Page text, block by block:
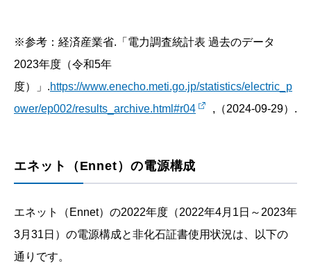
※参考：経済産業省.「電力調査統計表 過去のデータ
2023年度（令和5年
度）」.https://www.enecho.meti.go.jp/statistics/electric_p
ower/ep002/results_archive.html#r04
,（2024-09-29）.
エネット（Ennet）の電源構成
エネット（Ennet）の2022年度（2022年4月1日～2023年
3月31日）の電源構成と非化石証書使用状況は、以下の
通りです。